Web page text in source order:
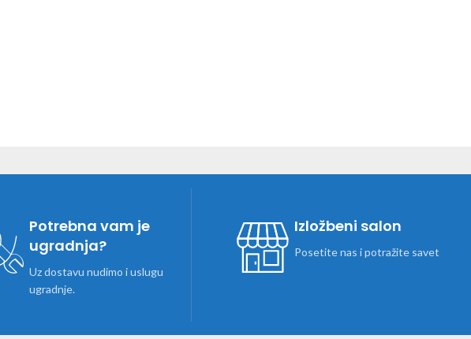
Potrebna vam je
ugradnja?
Uz dostavu nudimo i uslugu
ugradnje.
Izložbeni salon
Posetite nas i potražite savet